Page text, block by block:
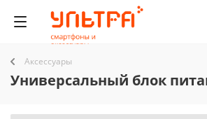
Аксессуары
Универсальный блок